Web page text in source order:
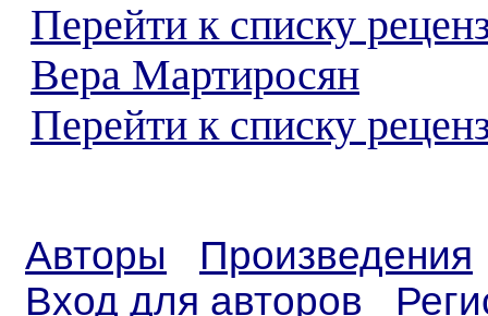
Перейти к списку
Вера Мартиросян
Перейти к списку
Авторы
Произведения
Вход для авторов